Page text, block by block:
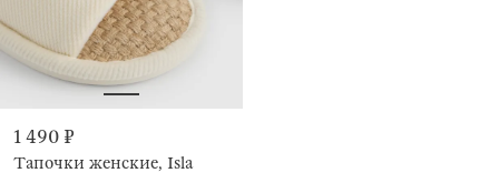
1 490 ₽
Тапочки женские, Isla